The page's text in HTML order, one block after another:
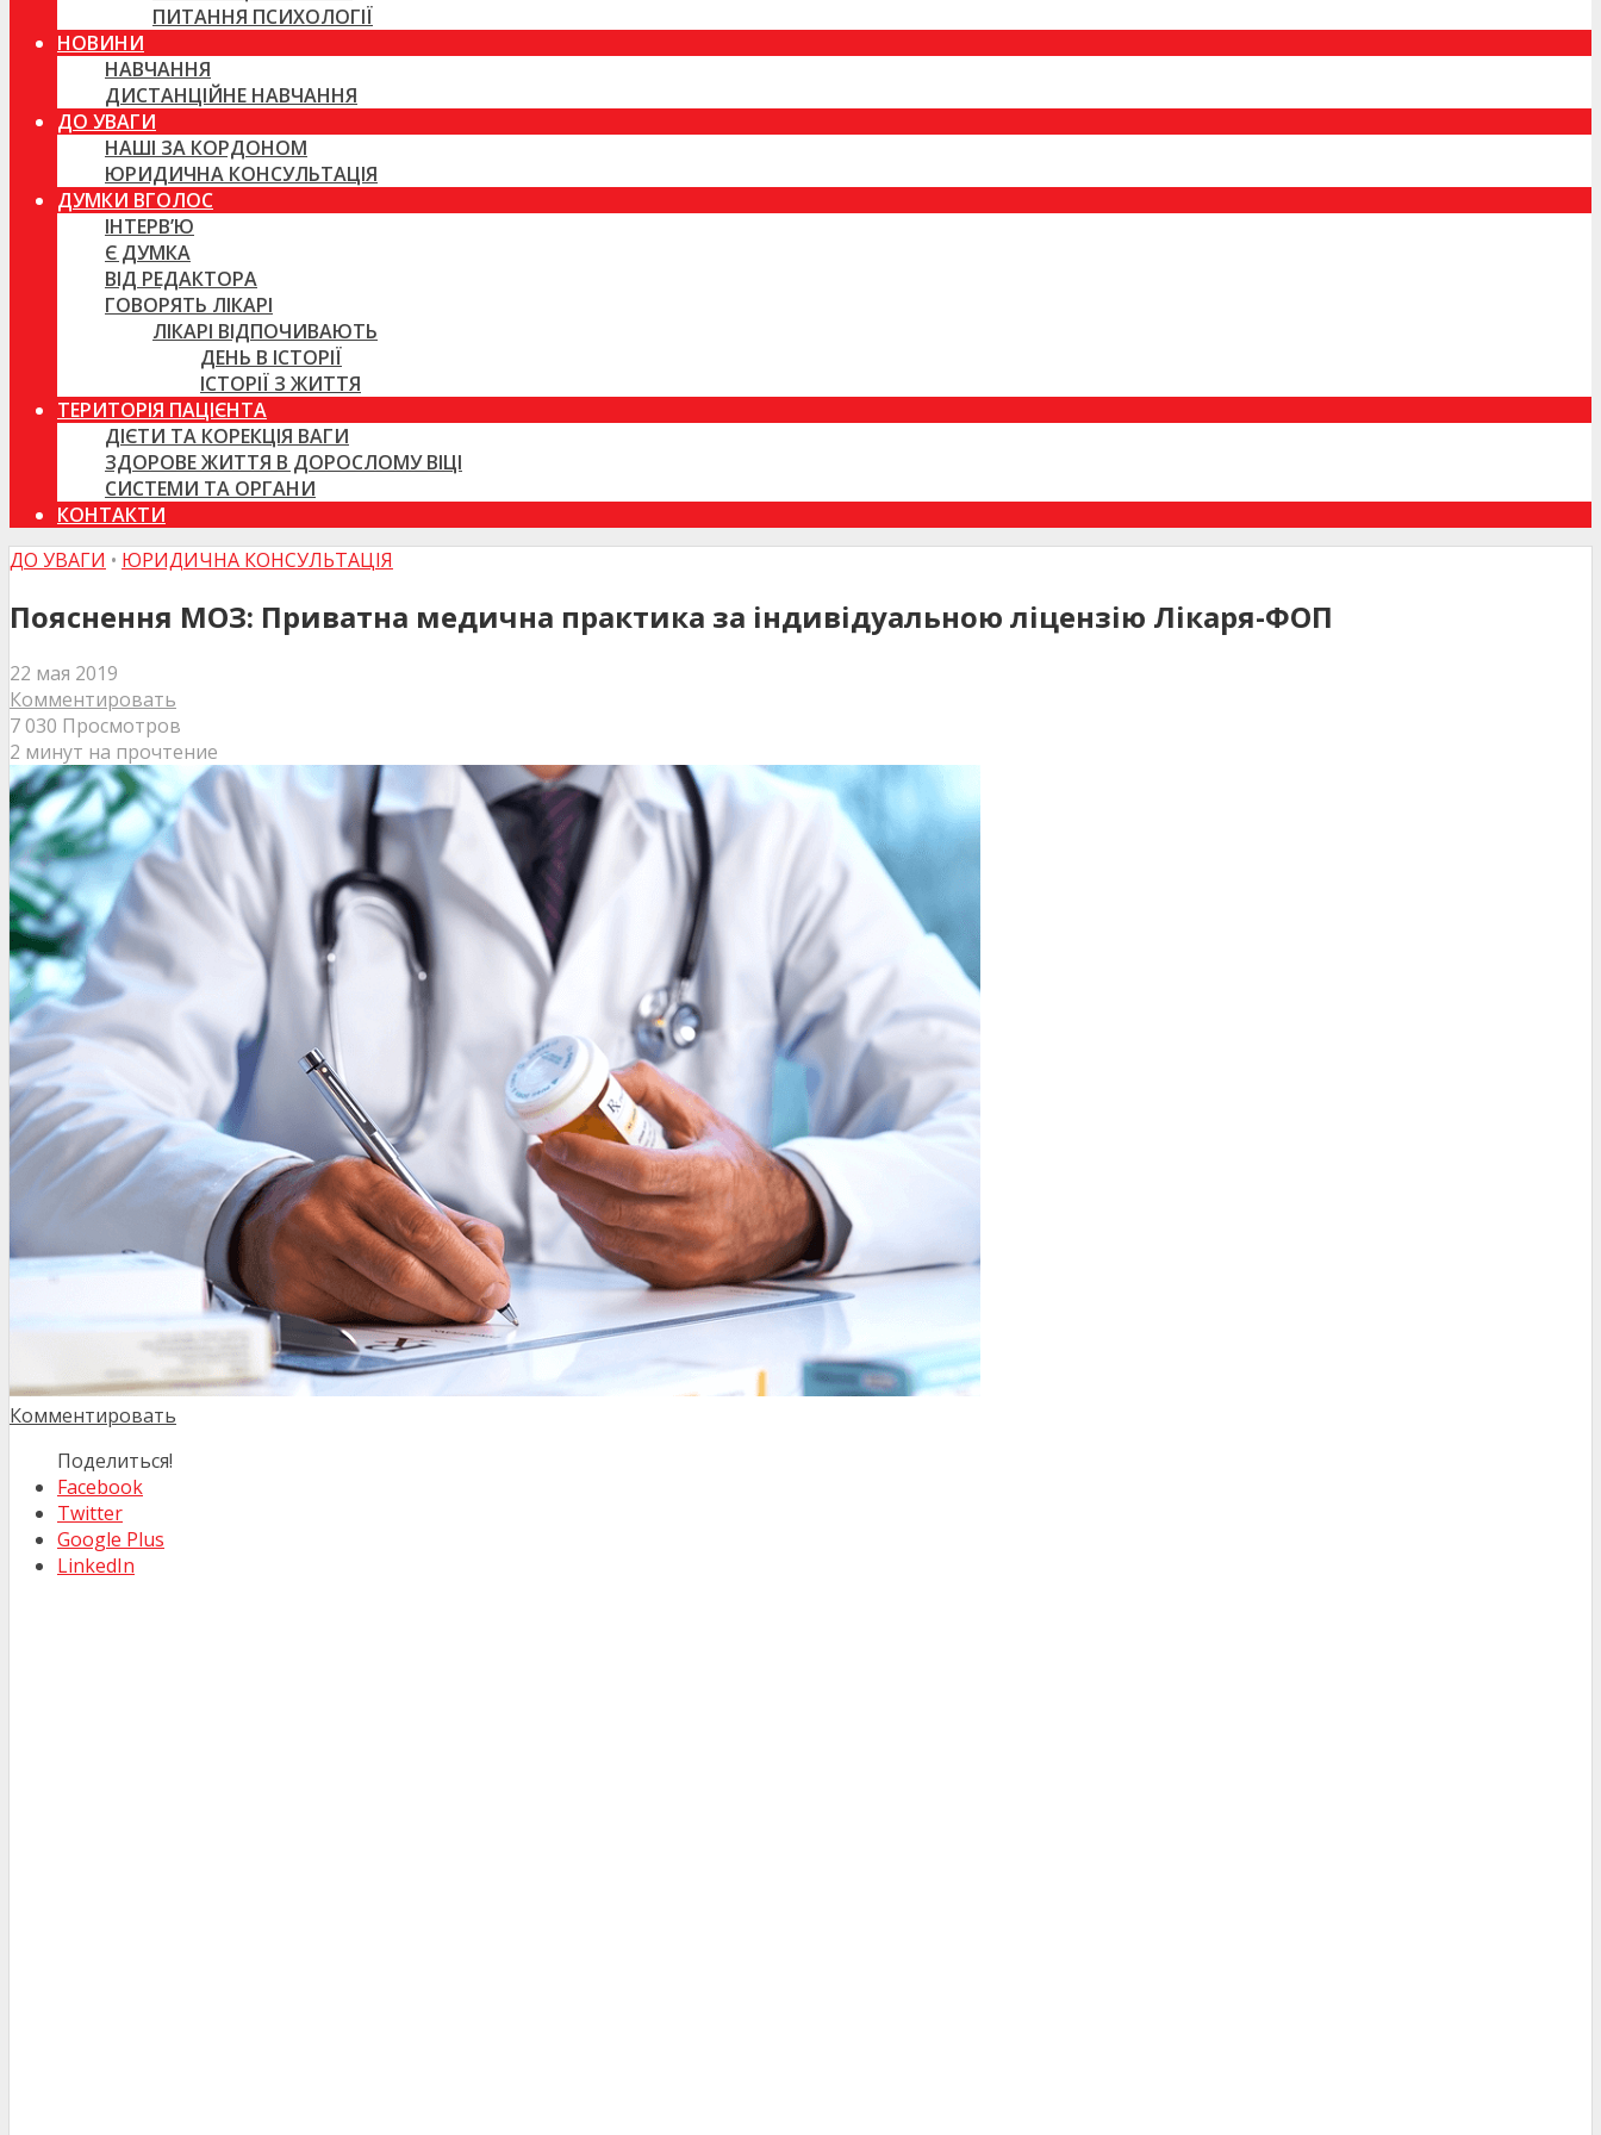
ПИТАННЯ ПСИХОЛОГІЇ
НОВИНИ
НАВЧАННЯ
ДИСТАНЦІЙНЕ НАВЧАННЯ
ДО УВАГИ
НАШІ ЗА КОРДОНОМ
ЮРИДИЧНА КОНСУЛЬТАЦІЯ
ДУМКИ ВГОЛОС
ІНТЕРВ’Ю
Є ДУМКА
ВІД РЕДАКТОРА
ГОВОРЯТЬ ЛІКАРІ
ЛІКАРІ ВІДПОЧИВАЮТЬ
ДЕНЬ В ІСТОРІЇ
ІСТОРІЇ З ЖИТТЯ
ТЕРИТОРІЯ ПАЦІЄНТА
ДІЄТИ ТА КОРЕКЦІЯ ВАГИ
ЗДОРОВЕ ЖИТТЯ В ДОРОСЛОМУ ВІЦІ
СИСТЕМИ ТА ОРГАНИ
КОНТАКТИ
ДО УВАГИ • ЮРИДИЧНА КОНСУЛЬТАЦІЯ
Пояснення МОЗ: Приватна медична практика за індивідуальною ліцензію Лікаря-ФОП
22 мая 2019
Комментировать
7 030 Просмотров
2 минут на прочтение
Комментировать
Поделиться!
Facebook
Twitter
Google Plus
LinkedIn